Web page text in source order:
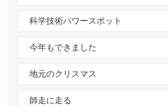
科学技術パワースポット
今年もできました
地元のクリスマス
師走に走る